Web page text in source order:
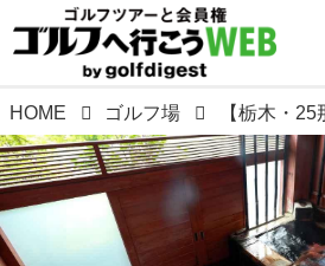
HOME ゴルフ場